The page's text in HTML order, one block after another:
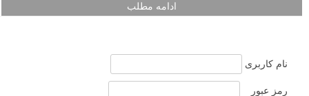
ادامه مطلب
نام کاربری
رمز عبور